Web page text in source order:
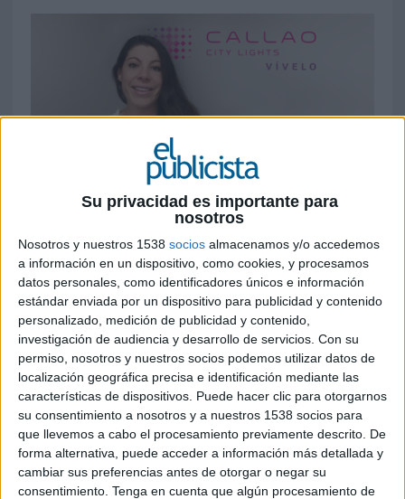
Su privacidad es importante para
nosotros
Nosotros y nuestros 1538 socios almacenamos y/o accedemos
a información en un dispositivo, como cookies, y procesamos
datos personales, como identificadores únicos e información
estándar enviada por un dispositivo para publicidad y contenido
personalizado, medición de publicidad y contenido,
investigación de audiencia y desarrollo de servicios. Con su
permiso, nosotros y nuestros socios podemos utilizar datos de
localización geográfica precisa e identificación mediante las
características de dispositivos. Puede hacer clic para otorgarnos
su consentimiento a nosotros y a nuestros 1538 socios para
que llevemos a cabo el procesamiento previamente descrito. De
forma alternativa, puede acceder a información más detallada y
cambiar sus preferencias antes de otorgar o negar su
consentimiento. Tenga en cuenta que algún procesamiento de
Procedente de Taptap Digital (TAPTAP
Digital) ocupará el cargo de responsable de
marketing
Callao City Lights ha incorporado a Belén Merino
como nueva responsable de marketing. Procede
de Taptap Digital, compañía especializada en
publicidad programática y marketing mobile,
donde ha sido directora de marketing y
comunicación, desarrollando estrategias
publicitarias para agencias globales y marcas.